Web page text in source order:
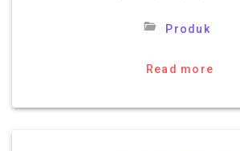
Produk
Read more